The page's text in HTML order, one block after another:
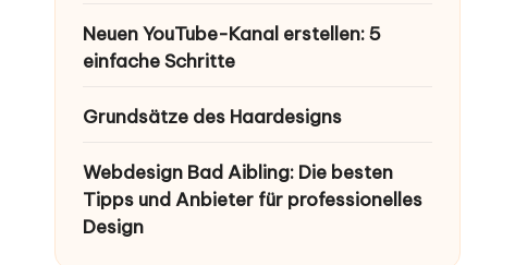
Neuen YouTube-Kanal erstellen: 5
einfache Schritte
Grundsätze des Haardesigns
Webdesign Bad Aibling: Die besten
Tipps und Anbieter für professionelles
Design